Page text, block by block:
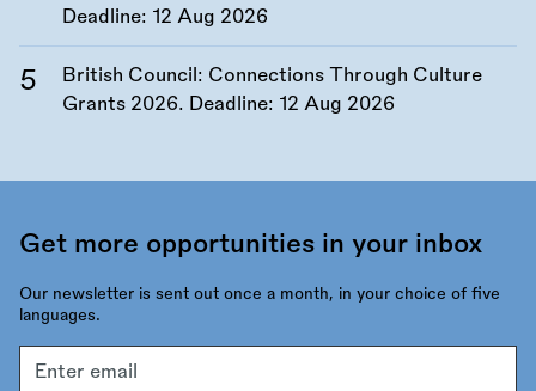
Deadline: 12 Aug 2026
British Council: Connections Through Culture
Grants 2026. Deadline: 12 Aug 2026
Get more opportunities in your inbox
Our newsletter is sent out once a month, in your choice of five
languages.
address